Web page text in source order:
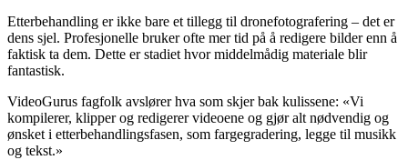
Etterbehandling er ikke bare et tillegg til dronefotografering – det er
dens sjel. Profesjonelle bruker ofte mer tid på å redigere bilder enn å
faktisk ta dem. Dette er stadiet hvor middelmådig materiale blir
fantastisk.
VideoGurus fagfolk avslører hva som skjer bak kulissene: «Vi
kompilerer, klipper og redigerer videoene og gjør alt nødvendig og
ønsket i etterbehandlingsfasen, som fargegradering, legge til musikk
og tekst.»